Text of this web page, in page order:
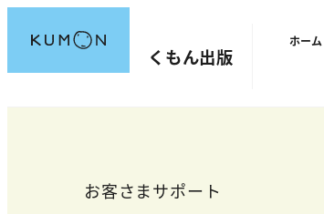
ン
くもん出版
ホーム
お客さまサポート